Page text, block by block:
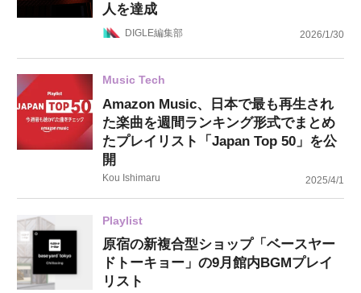
人を達成
DIGLE編集部 2026/1/30
Music Tech
Amazon Music、日本で最も再生され
た楽曲を週間ランキング形式でまとめ
たプレイリスト「Japan Top 50」を公
開
Kou Ishimaru 2025/4/1
Playlist
原宿の新複合型ショップ「ベースヤー
ドトーキョー」の9月館内BGMプレイ
リスト